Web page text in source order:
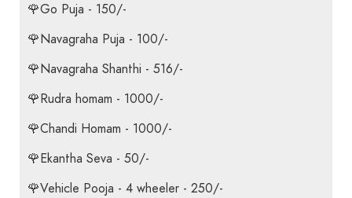
🌹Go Puja - 150/-
🌹Navagraha Puja - 100/-
🌹Navagraha Shanthi - 516/-
🌹Rudra homam - 1000/-
🌹Chandi Homam - 1000/-
🌹Ekantha Seva - 50/-
🌹Vehicle Pooja - 4 wheeler - 250/-